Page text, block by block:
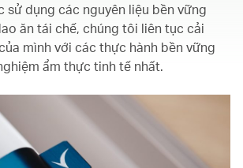
sử dụng các nguyên liệu bền vững
ăn tái chế, chúng tôi liên tục cải
mình với các thực hành bền vững
ẩm thực tinh tế nhất.